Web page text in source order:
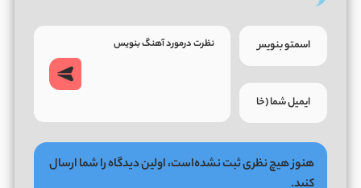
هنوز هیچ نظری ثبت نشده‌است، اولین دیدگاه را شما ارسال